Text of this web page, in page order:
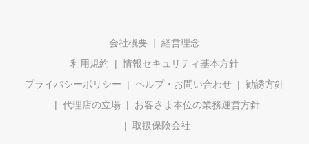
会社概要
経営理念
利用規約
情報セキュリティ基本方針
プライバシーポリシー
ヘルプ・お問い合わせ
勧誘方針
代理店の立場
お客さま本位の業務運営方針
取扱保険会社